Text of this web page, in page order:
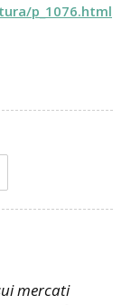
p_1076.html
mercati